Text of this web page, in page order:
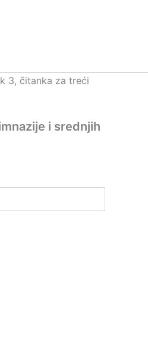
3, čitanka za treći
i srednjih